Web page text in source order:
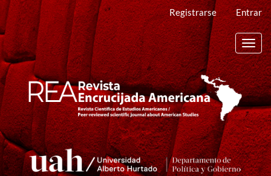
Navegación
principal
Contenido
principal
Barra
lateral
Registrarse Entrar